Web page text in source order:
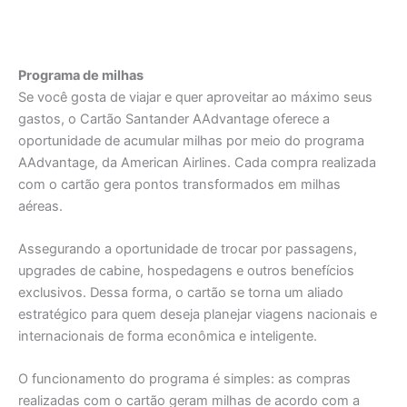
Programa de milhas
Se você gosta de viajar e quer aproveitar ao máximo seus
gastos, o Cartão Santander AAdvantage oferece a
oportunidade de acumular milhas por meio do programa
AAdvantage, da American Airlines. Cada compra realizada
com o cartão gera pontos transformados em milhas
aéreas.
Assegurando a oportunidade de trocar por passagens,
upgrades de cabine, hospedagens e outros benefícios
exclusivos. Dessa forma, o cartão se torna um aliado
estratégico para quem deseja planejar viagens nacionais e
internacionais de forma econômica e inteligente.
O funcionamento do programa é simples: as compras
realizadas com o cartão geram milhas de acordo com a